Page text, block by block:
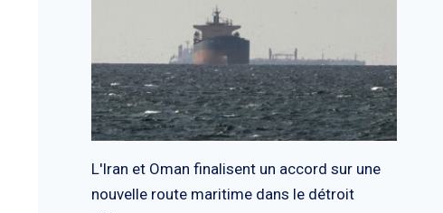
L'Iran et Oman finalisent un accord sur une
nouvelle route maritime dans le détroit